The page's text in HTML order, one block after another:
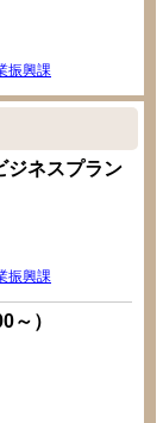
振興課
ジネスプラン
振興課
～）